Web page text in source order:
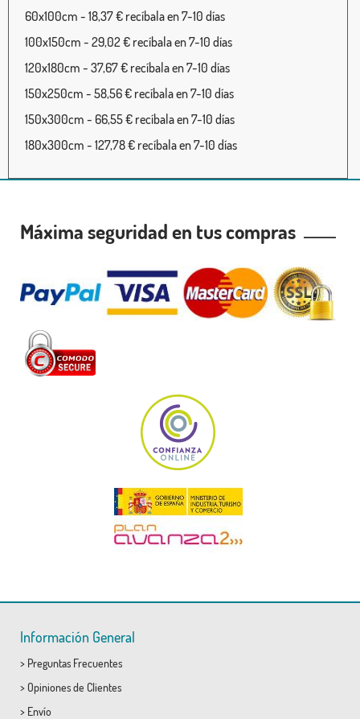
60x100cm - 18,37 € recíbala en 7-10 días
100x150cm - 29,02 € recíbala en 7-10 días
120x180cm - 37,67 € recíbala en 7-10 días
150x250cm - 58,56 € recíbala en 7-10 días
150x300cm - 66,55 € recíbala en 7-10 días
180x300cm - 127,78 € recíbala en 7-10 días
Máxima seguridad en tus compras
Información General
> Preguntas Frecuentes
> Opiniones de Clientes
> Envío